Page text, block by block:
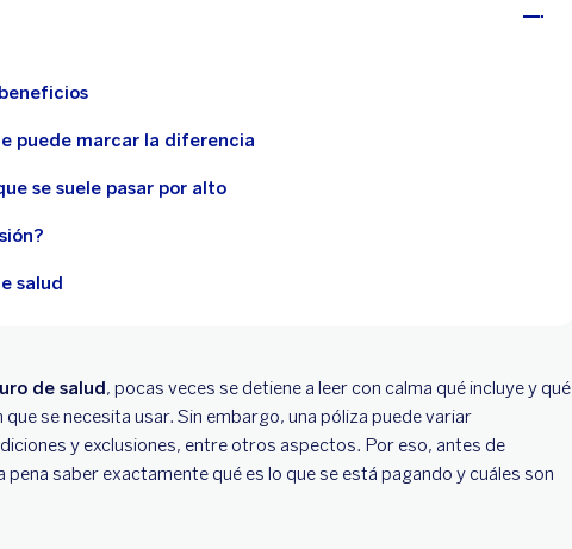
puede marcar la diferencia
se suele pasar por alto
salud
de salud, pocas veces se detiene a leer con calma qué incluye y qué
se necesita usar. Sin embargo, una póliza puede variar
y exclusiones, entre otros aspectos. Por eso, antes de
pena saber exactamente qué es lo que se está pagando y cuáles son